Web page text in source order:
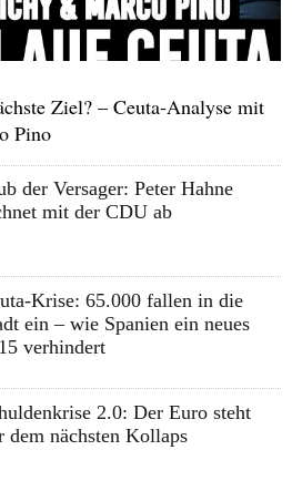
Ziel? – Ceuta-Analyse mit
Pino
der Versager: Peter Hahne
mit der CDU ab
Krise: 65.000 fallen in die
ein – wie Spanien ein neues
verhindert
2.0: Der Euro steht
dem nächsten Kollaps